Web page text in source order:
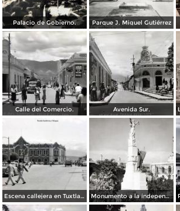
Palacio de Gobierno. Parque J. Miguel Gutiérrez
Calle del Comercio. Avenida Sur.
Escena callejera en Tuxtla Gutiérrez, Chiapas . Monumento a la independencia